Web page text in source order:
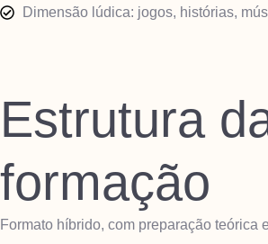
Dimensão lúdica: jogos, histórias,
Estrutura
formação
Formato híbrido, com preparação teórica